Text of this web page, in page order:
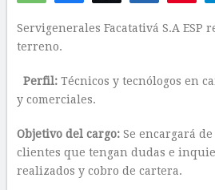
Servigenerales Facatativá S.A ESP
terreno.
Perfil: Técnicos y tecnólogos en
y comerciales.
Objetivo del cargo: Se encargará
clientes que tengan dudas e
realizados y cobro de cartera.